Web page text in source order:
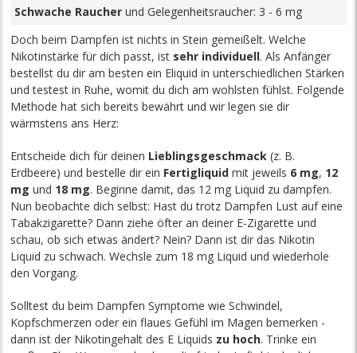
Schwache Raucher und Gelegenheitsraucher: 3 - 6 mg
Doch beim Dampfen ist nichts in Stein gemeißelt. Welche
Nikotinstärke für dich passt, ist sehr individuell. Als Anfänger
bestellst du dir am besten ein Eliquid in unterschiedlichen Stärken
und testest in Ruhe, womit du dich am wohlsten fühlst. Folgende
Methode hat sich bereits bewährt und wir legen sie dir
wärmstens ans Herz:
Entscheide dich für deinen Lieblingsgeschmack (z. B.
Erdbeere) und bestelle dir ein Fertigliquid mit jeweils 6 mg, 12
mg und 18 mg. Beginne damit, das 12 mg Liquid zu dampfen.
Nun beobachte dich selbst: Hast du trotz Dampfen Lust auf eine
Tabakzigarette? Dann ziehe öfter an deiner E-Zigarette und
schau, ob sich etwas ändert? Nein? Dann ist dir das Nikotin
Liquid zu schwach. Wechsle zum 18 mg Liquid und wiederhole
den Vorgang.
Solltest du beim Dampfen Symptome wie Schwindel,
Kopfschmerzen oder ein flaues Gefühl im Magen bemerken -
dann ist der Nikotingehalt des E Liquids zu hoch. Trinke ein